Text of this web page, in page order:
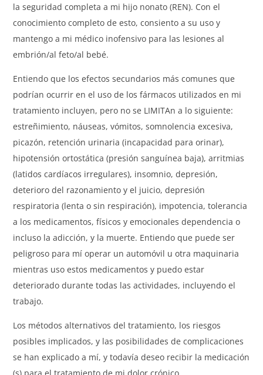
la seguridad completa a mi hijo nonato (REN). Con el
conocimiento completo de esto, consiento a su uso y
mantengo a mi médico inofensivo para las lesiones al
embrión/al feto/al bebé.
Entiendo que los efectos secundarios más comunes que
podrían ocurrir en el uso de los fármacos utilizados en mi
tratamiento incluyen, pero no se LIMITAn a lo siguiente:
estreñimiento, náuseas, vómitos, somnolencia excesiva,
picazón, retención urinaria (incapacidad para orinar),
hipotensión ortostática (presión sanguínea baja), arritmias
(latidos cardíacos irregulares), insomnio, depresión,
deterioro del razonamiento y el juicio, depresión
respiratoria (lenta o sin respiración), impotencia, tolerancia
a los medicamentos, físicos y emocionales dependencia o
incluso la adicción, y la muerte. Entiendo que puede ser
peligroso para mí operar un automóvil u otra maquinaria
mientras uso estos medicamentos y puedo estar
deteriorado durante todas las actividades, incluyendo el
trabajo.
Los métodos alternativos del tratamiento, los riesgos
posibles implicados, y las posibilidades de complicaciones
se han explicado a mí, y todavía deseo recibir la medicación